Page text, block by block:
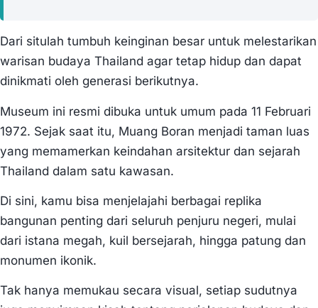
Dari situlah tumbuh keinginan besar untuk melestarikan
warisan budaya Thailand agar tetap hidup dan dapat
dinikmati oleh generasi berikutnya.
Museum ini resmi dibuka untuk umum pada 11 Februari
1972. Sejak saat itu, Muang Boran menjadi taman luas
yang memamerkan keindahan arsitektur dan sejarah
Thailand dalam satu kawasan.
Di sini, kamu bisa menjelajahi berbagai replika
bangunan penting dari seluruh penjuru negeri, mulai
dari istana megah, kuil bersejarah, hingga patung dan
monumen ikonik.
Tak hanya memukau secara visual, setiap sudutnya